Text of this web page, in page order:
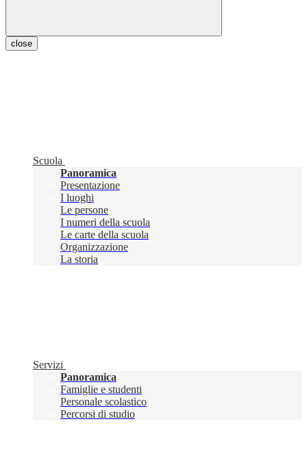
close
Scuola
Panoramica
Presentazione
I luoghi
Le persone
I numeri della scuola
Le carte della scuola
Organizzazione
La storia
Servizi
Panoramica
Famiglie e studenti
Personale scolastico
Percorsi di studio